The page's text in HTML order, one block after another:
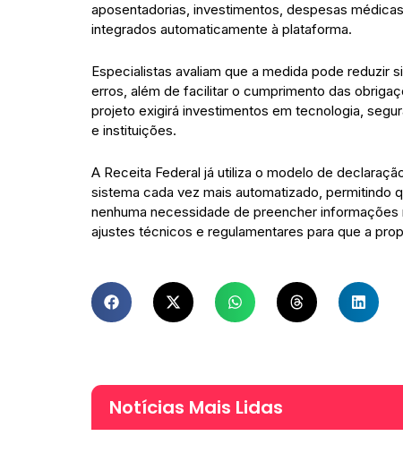
aposentadorias, investimentos, despesas
integrados automaticamente à plataforma.
Especialistas avaliam que a medida pode
erros, além de facilitar o cumprimento das
projeto exigirá investimentos em tecnologia,
e instituições.
A Receita Federal já utiliza o modelo de
sistema cada vez mais automatizado, permitindo
nenhuma necessidade de preencher
ajustes técnicos e regulamentares para que a
Notícias Mais Lidas